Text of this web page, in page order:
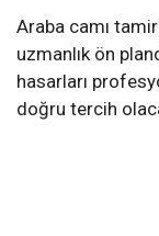
Araba camı
uzmanlık ön
hasarları
doğru tercih